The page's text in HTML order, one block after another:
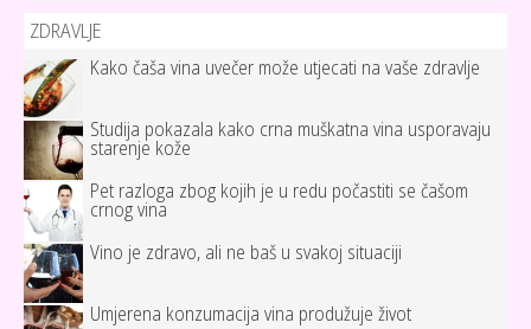
ZDRAVLJE
Kako čaša vina uvečer može utjecati na vaše zdravlje
Studija pokazala kako crna muškatna vina usporavaju
starenje kože
Pet razloga zbog kojih je u redu počastiti se čašom
crnog vina
Vino je zdravo, ali ne baš u svakoj situaciji
Umjerena konzumacija vina produžuje život